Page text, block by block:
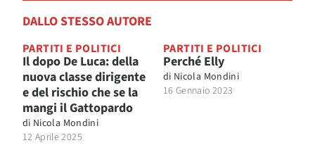
DALLO STESSO AUTORE
PARTITI E POLITICI
Il dopo De Luca: della
nuova classe dirigente
e del rischio che se la
mangi il Gattopardo
di Nicola Mondini
12 Aprile 2025
PARTITI E POLITICI
Perché Elly
di Nicola Mondini
16 Gennaio 2023